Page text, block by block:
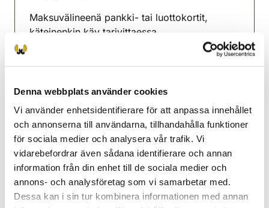
Denna webbplats använder cookies
Vi använder enhetsidentifierare för att anpassa innehållet
och annonserna till användarna, tillhandahålla funktioner
för sociala medier och analysera vår trafik. Vi
vidarebefordrar även sådana identifierare och annan
information från din enhet till de sociala medier och
annons- och analysföretag som vi samarbetar med.
Dessa kan i sin tur kombinera informationen med annan
Maksuvälineenä pankki- tai luottokortit,
käteinenkin käy tarivittaessa.
Järjestäjä ja yhteyshenkilö: Vakkalan Seudun
Metsästysyhdistys, Sauli Nuora 0400 336 542
Nokianejdens jaktvårdsförening
Norra Tavastland
040 146 2227
nokia@rhy.riista.fi